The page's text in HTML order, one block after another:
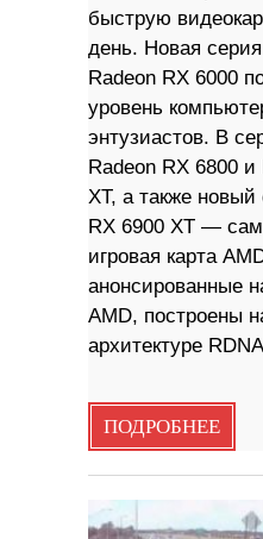
быструю
день. Новая
Radeon RX 6000
уровень
энтузиастов. В
Radeon RX 6800
XT, а также
RX 6900 XT —
игровая карта
анонсированные
AMD, построены
архитектуре
ПОДРОБНЕЕ